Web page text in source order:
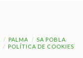
PALMA
SA POBLA
POLÍTICA DE COOKIES